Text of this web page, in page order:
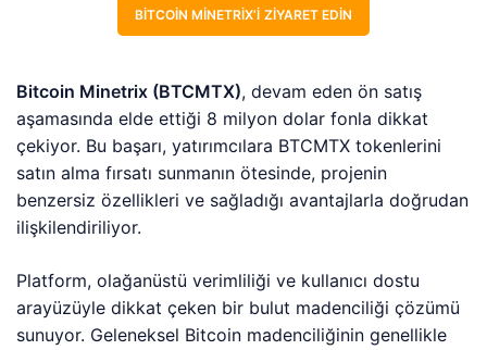
BITCOIN MINETRIX’I ZIYARET EDIN
Bitcoin Minetrix (BTCMTX), devam eden ön satış
aşamasında elde ettiği 8 milyon dolar fonla dikkat
çekiyor. Bu başarı, yatırımcılara BTCMTX tokenlerini
satın alma fırsatı sunmanın ötesinde, projenin
benzersiz özellikleri ve sağladığı avantajlarla doğrudan
ilişkilendiriliyor.
Platform, olağanüstü verimliliği ve kullanıcı dostu
arayüzüyle dikkat çeken bir bulut madenciliği çözümü
sunuyor. Geleneksel Bitcoin madenciliğinin genellikle